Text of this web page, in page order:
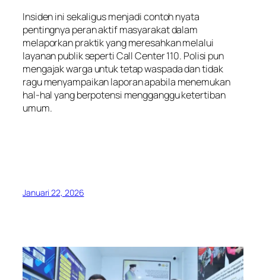
Insiden ini sekaligus menjadi contoh nyata
pentingnya peran aktif masyarakat dalam
melaporkan praktik yang meresahkan melalui
layanan publik seperti Call Center 110. Polisi pun
mengajak warga untuk tetap waspada dan tidak
ragu menyampaikan laporan apabila menemukan
hal-hal yang berpotensi mengganggu ketertiban
umum.
Januari 22, 2026